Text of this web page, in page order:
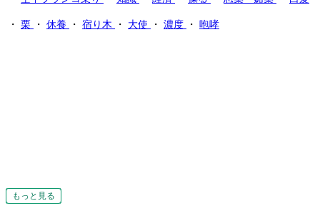
もっと見る
もっと見る
もっと見る
もっと見る
もっと見る
もっと見る
もっと見る
もっと見る
もっと見る
もっと見る
もっと見る
もっと見る
もっと見る
もっと見る
・ 栗 ・ 休養 ・ 宿り木 ・ 大使 ・ 濃度 ・ 咆哮